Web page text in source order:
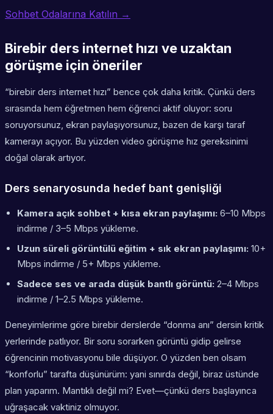
Sohbet Odalarına Katılın →
Birebir ders internet hızı ve uzaktan
görüşme için öneriler
“birebir ders internet hızı” bence çok daha kritik. Çünkü ders
sırasında hem öğretmen hem öğrenci aktif oluyor: soru
soruyorsunuz, ekran paylaşıyorsunuz, bazen de karşı taraf
kamerayı açıyor. Bu yüzden video görüşme hız gereksinimi
doğal olarak artıyor.
Ders senaryosunda hedef bant genişliği
Kamera açık sohbet + kısa ekran paylaşımı: 6–10 Mbps
indirme / 3–5 Mbps yükleme.
Uzun süreli görüntülü eğitim + sık ekran paylaşımı: 10+
Mbps indirme / 5+ Mbps yükleme.
Sadece ses ve arada düşük bantlı görüntü: 2–4 Mbps
indirme / 1–2.5 Mbps yükleme.
Deneyimlerime göre birebir derslerde “donma anı” dersin kritik
yerlerinde patlıyor. Bir soru sorarken görüntü gidip gelirse
öğrencinin motivasyonu bile düşüyor. O yüzden ben olsam
“konforlu” tarafta düşünürüm: yani sınırda değil, biraz üstünde
plan yaparım. Mantıklı değil mi? Evet—çünkü ders başlayınca
uğraşacak vaktiniz olmuyor.